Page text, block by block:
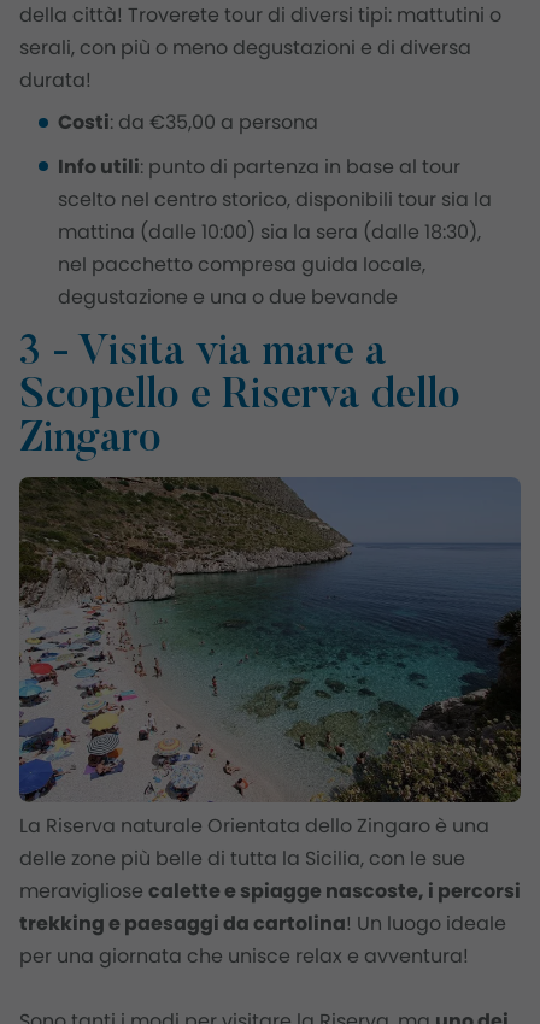
della città! Troverete tour di diversi tipi: mattutini o
serali, con più o meno degustazioni e di diversa
durata!
Costi: da €35,00 a persona
Info utili: punto di partenza in base al tour
scelto nel centro storico, disponibili tour sia la
mattina (dalle 10:00) sia la sera (dalle 18:30),
nel pacchetto compresa guida locale,
degustazione e una o due bevande
3 - Visita via mare a
Scopello e Riserva dello
Zingaro
La Riserva naturale Orientata dello Zingaro è una
delle zone più belle di tutta la Sicilia, con le sue
meravigliose calette e spiagge nascoste, i percorsi
trekking e paesaggi da cartolina! Un luogo ideale
per una giornata che unisce relax e avventura!